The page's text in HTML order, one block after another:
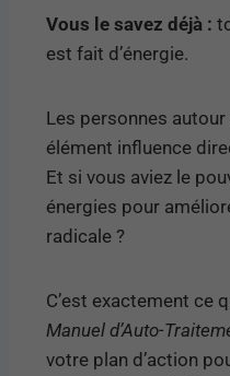
Vous le savez déjà :
est fait d’énergie.
Les personnes autour
élément influence
Et si vous aviez le
énergies pour
radicale ?
C’est exactement ce
Manuel d’Auto-
votre plan d’action